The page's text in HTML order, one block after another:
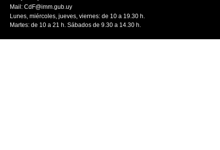
Mail: CdF@imm.gub.uy
Lunes, miércoles, jueves, viernes: de 10 a 19.30 h.
Martes: de 10 a 21 h. Sábados de 9.30 a 14.30 h.